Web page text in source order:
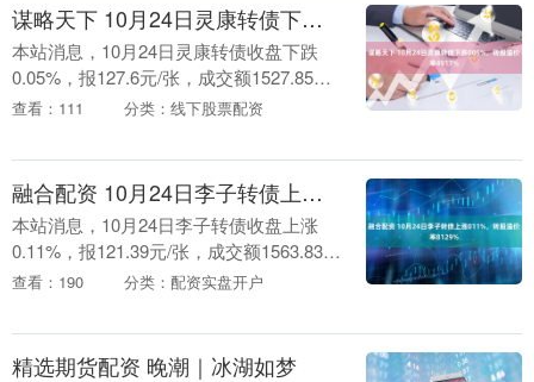
谋略天下 10月24日灵康转债下跌005%，转股溢价率4917%
本站消息，10月24日灵康转债收盘下跌
0.05%，报127.6元/张，成交额1527.85万
元，转股溢价率49.17%。 资料显示，灵康
查看：111 分类：线下股票配资
融合配资 10月24日李子转债上涨011%，转股溢价率8129%
本站消息，10月24日李子转债收盘上涨
0.11%，报121.39元/张，成交额1563.83万
元，转股溢价率81.29%。 资料显示，李子
查看：190 分类：配资实盘开户
精选期货配资 晚潮｜冰湖如梦